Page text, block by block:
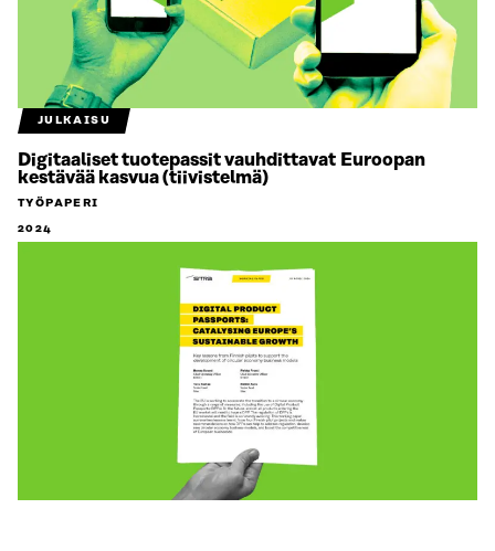
JULKAISU
Digitaaliset tuotepassit vauhdittavat Euroopan
kestävää kasvua (tiivistelmä)
TYÖPAPERI
2024